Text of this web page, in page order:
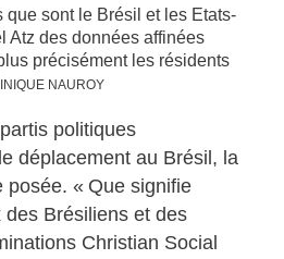
que sont le Brésil et les Etats-
Atz des données affinées
précisément les résidents
NAUROY
politiques
déplacement au Brésil, la
posée. « Que signifie
Brésiliens et des
Christian Social